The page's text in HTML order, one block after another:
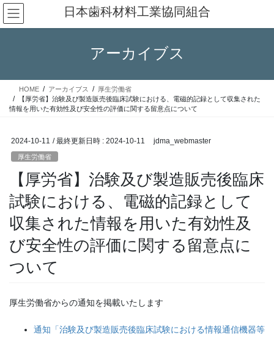
コ
ン
テ
ス
ナ
ビ
ゲ
ン
日本歯科材料工業協同組合
アーカイブス
HOME アーカイブス
厚生労働省
【厚労省】治験及び製造販売後臨床試験における、電磁的記録として収集された
情報を用いた有効性及び安全性の評価に関する留意点について
2024-10-11 / 最終更新日時 : 2024-10-11 jdma_webmaster
厚生労働省
【厚労省】治験及び製造販売後臨床
試験における、電磁的記録として
収集された情報を用いた有効性及
び安全性の評価に関する留意点に
ついて
厚生労働省からの通知を掲載いたします
通知「治験及び製造販売後臨床試験における情報通信機器等